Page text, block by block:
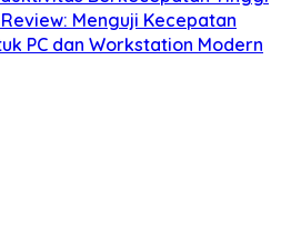
Menguji Kecepatan
PC dan Workstation Modern